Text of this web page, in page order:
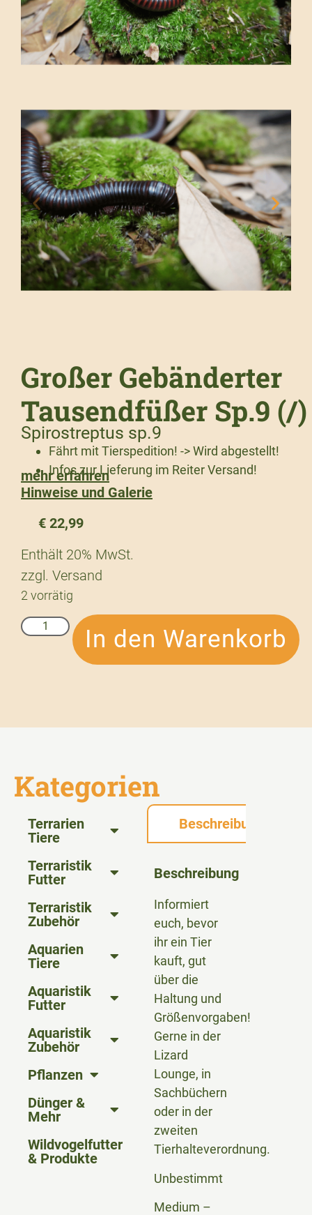
Großer Gebänderter
Tausendfüßer Sp.9 (/)
Spirostreptus sp.9
Fährt mit Tierspedition! -> Wird abgestellt!
Infos zur Lieferung im Reiter Versand!
mehr erfahren
Hinweise und Galerie
€ 22,99
Enthält 20% MwSt.
zzgl. Versand
2 vorrätig
In den Warenkorb
Kategorien
Terrarien
Tiere
Terraristik
Futter
Terraristik
Zubehör
Aquarien
Tiere
Aquaristik
Futter
Aquaristik
Zubehör
Pflanzen
Dünger &
Mehr
Wildvogelfutter
& Produkte
Beschreibung
Beschreibung
Informiert
euch, bevor
ihr ein Tier
kauft, gut
über die
Haltung und
Größenvorgaben!
Gerne in der
Lizard
Lounge, in
Sachbüchern
oder in der
zweiten
Tierhalteverordnung.
Unbestimmt
Medium –